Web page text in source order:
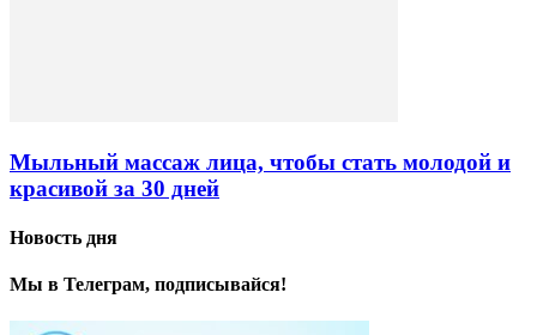
Мыльный массаж лица, чтобы стать молодой и
красивой за 30 дней
Новость дня
Мы в Телеграм, подписывайся!